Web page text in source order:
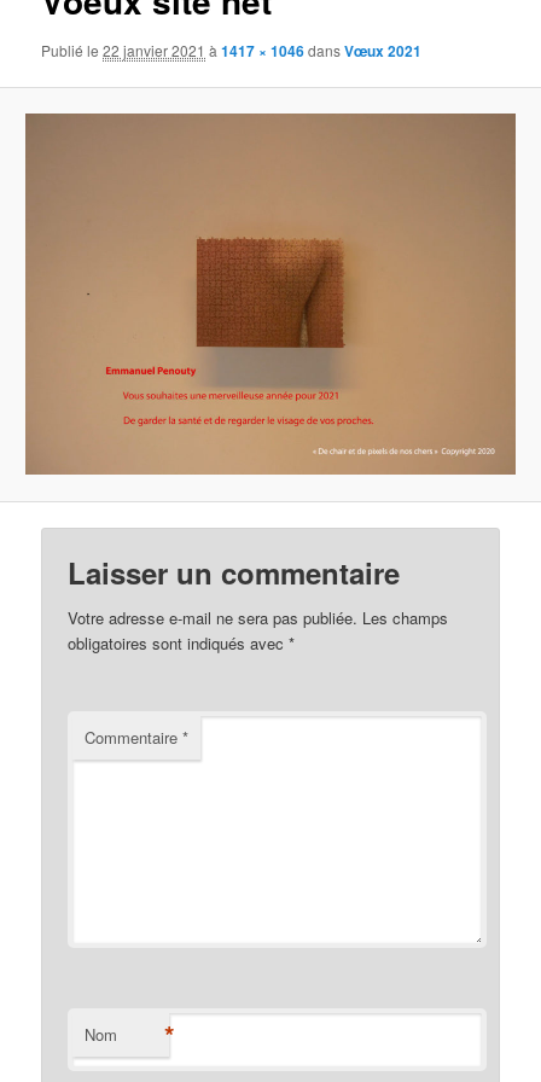
Publié le22 janvier 2021 à1417 × 1046dansVœux 2021
Laisser un commentaire
Votre adresse e-mail ne sera pas publiée. Les champs
obligatoires sont indiqués avec*
Commentaire*
Nom *